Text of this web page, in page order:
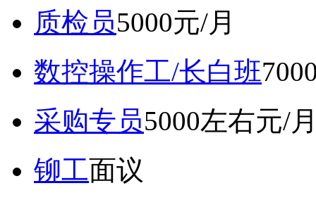
质检员5000元/月
数控操作工/长白班
采购专员5000左右元/
铆工面议